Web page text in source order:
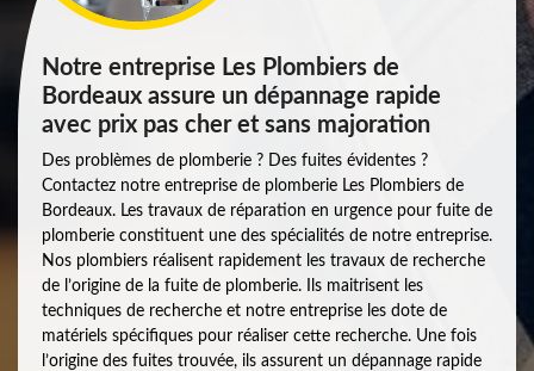
Notre entreprise Les Plombiers de
Bordeaux assure un dépannage rapide
avec prix pas cher et sans majoration
Des problèmes de plomberie ? Des fuites évidentes ?
Contactez notre entreprise de plomberie Les Plombiers de
Bordeaux. Les travaux de réparation en urgence pour fuite de
plomberie constituent une des spécialités de notre entreprise.
Nos plombiers réalisent rapidement les travaux de recherche
de l’origine de la fuite de plomberie. Ils maitrisent les
techniques de recherche et notre entreprise les dote de
matériels spécifiques pour réaliser cette recherche. Une fois
l’origine des fuites trouvée, ils assurent un dépannage rapide